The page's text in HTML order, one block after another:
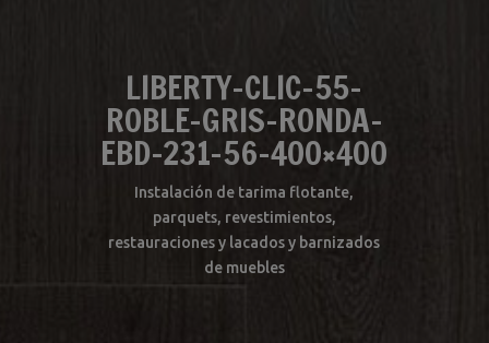
LIBERTY-CLIC-55-
ROBLE-GRIS-RONDA-
EBD-231-56-400×400
Instalación de tarima flotante,
parquets, revestimientos,
restauraciones y lacados y barnizados
de muebles